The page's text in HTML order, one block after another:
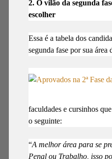
2. O vilão da segunda
escolher
Essa é a tabela dos
segunda fase por sua área
faculdades e cursinhos
o seguinte:
“A melhor área para se
Penal ou Trabalho, isso